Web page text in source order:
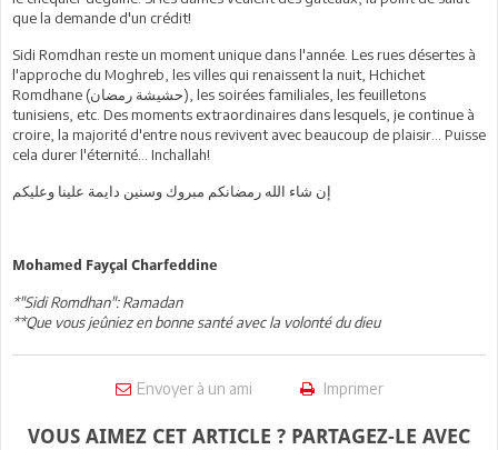
que la demande d'un crédit!
Sidi Romdhan reste un moment unique dans l'année. Les rues désertes à
l'approche du Moghreb, les villes qui renaissent la nuit, Hchichet
Romdhane (
حشيشة رمضان
), les soirées familiales, les feuilletons
tunisiens, etc. Des moments extraordinaires dans lesquels, je continue à
croire, la majorité d'entre nous revivent avec beaucoup de plaisir... Puisse
cela durer l'éternité... Inchallah!
إن شاء الله رمضانكم مبروك وسنين دايمة علينا وعليكم
Mohamed Fayçal Charfeddine
*"Sidi Romdhan": Ramadan
**Que vous jeûniez en bonne santé avec la volonté du dieu
Envoyer à un ami Imprimer
VOUS AIMEZ CET ARTICLE ? PARTAGEZ-LE AVEC